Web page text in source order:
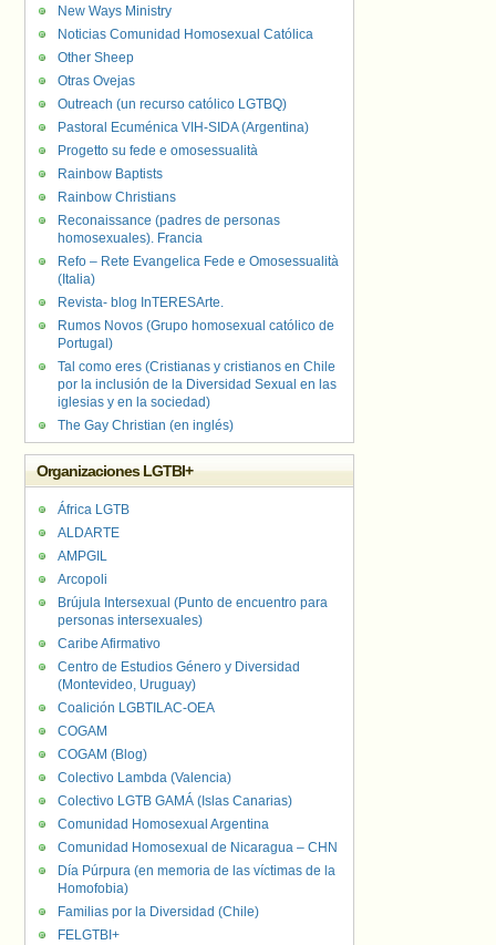
New Ways Ministry
Noticias Comunidad Homosexual Católica
Other Sheep
Otras Ovejas
Outreach (un recurso católico LGTBQ)
Pastoral Ecuménica VIH-SIDA (Argentina)
Progetto su fede e omosessualità
Rainbow Baptists
Rainbow Christians
Reconaissance (padres de personas
homosexuales). Francia
Refo – Rete Evangelica Fede e Omosessualità
(Italia)
Revista- blog InTERESArte.
Rumos Novos (Grupo homosexual católico de
Portugal)
Tal como eres (Cristianas y cristianos en Chile
por la inclusión de la Diversidad Sexual en las
iglesias y en la sociedad)
The Gay Christian (en inglés)
Organizaciones LGTBI+
África LGTB
ALDARTE
AMPGIL
Arcopoli
Brújula Intersexual (Punto de encuentro para
personas intersexuales)
Caribe Afirmativo
Centro de Estudios Género y Diversidad
(Montevideo, Uruguay)
Coalición LGBTILAC-OEA
COGAM
COGAM (Blog)
Colectivo Lambda (Valencia)
Colectivo LGTB GAMÁ (Islas Canarias)
Comunidad Homosexual Argentina
Comunidad Homosexual de Nicaragua – CHN
Día Púrpura (en memoria de las víctimas de la
Homofobia)
Familias por la Diversidad (Chile)
FELGTBI+